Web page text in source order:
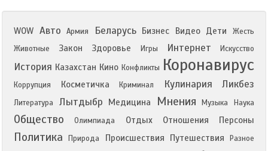
WOW Авто Армия Беларусь Бизнес Видео Дети
Жесть
Животные
Закон Здоровье Игры Интернет Искусство
История Казахстан Кино Конфликты Коронавирус
Коррупция Косметичка Криминал Кулинария Ликбез
Литература Лытдыбр Медицина Мнения Музыка Наука
Общество Олимпиада Отдых Отношения Персоны
Политика Природа Происшествия Путешествия
Разное